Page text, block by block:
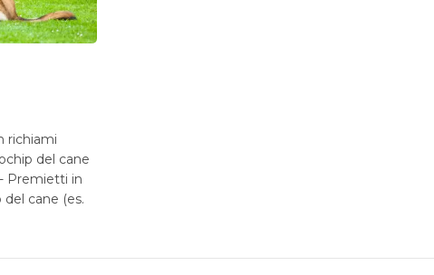
richiami
del cane
Premietti in
cane (es.